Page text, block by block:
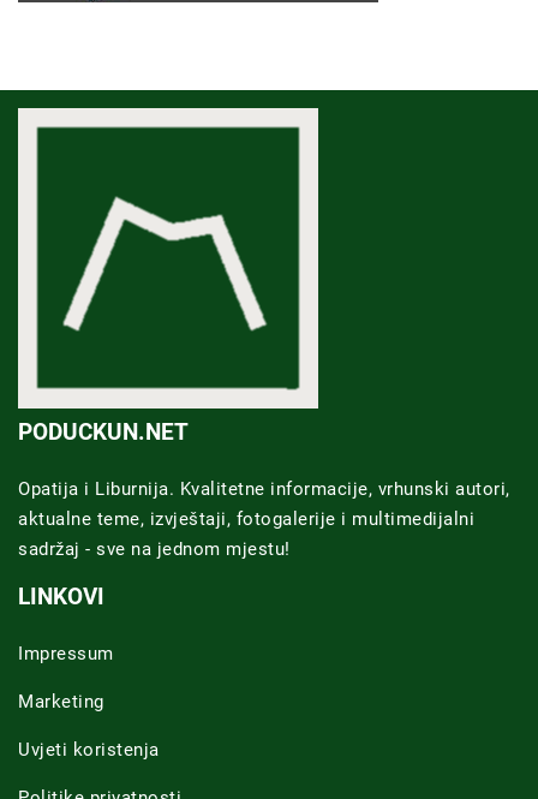
PODUCKUN.NET
Opatija i Liburnija. Kvalitetne informacije, vrhunski autori,
aktualne teme, izvještaji, fotogalerije i multimedijalni
sadržaj - sve na jednom mjestu!
LINKOVI
Impressum
Marketing
Uvjeti koristenja